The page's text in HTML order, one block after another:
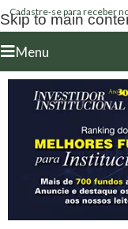
Skip to main
Cadastre-se para receber
Menu